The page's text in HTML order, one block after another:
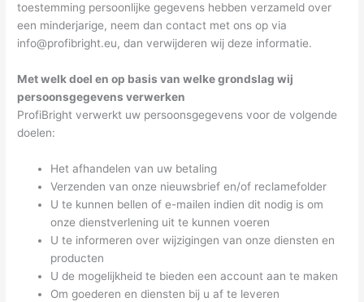
toestemming persoonlijke gegevens hebben verzameld over
een minderjarige, neem dan contact met ons op via
info@profibright.eu, dan verwijderen wij deze informatie.
Met welk doel en op basis van welke grondslag wij
persoonsgegevens verwerken
ProfiBright verwerkt uw persoonsgegevens voor de volgende
doelen:
Het afhandelen van uw betaling
Verzenden van onze nieuwsbrief en/of reclamefolder
U te kunnen bellen of e-mailen indien dit nodig is om
onze dienstverlening uit te kunnen voeren
U te informeren over wijzigingen van onze diensten en
producten
U de mogelijkheid te bieden een account aan te maken
Om goederen en diensten bij u af te leveren